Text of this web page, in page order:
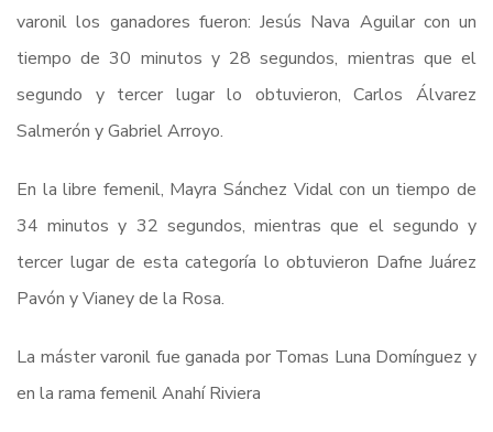
varonil los ganadores fueron: Jesús Nava Aguilar con un
tiempo de 30 minutos y 28 segundos, mientras que el
segundo y tercer lugar lo obtuvieron, Carlos Álvarez
Salmerón y Gabriel Arroyo.
En la libre femenil, Mayra Sánchez Vidal con un tiempo de
34 minutos y 32 segundos, mientras que el segundo y
tercer lugar de esta categoría lo obtuvieron Dafne Juárez
Pavón y Vianey de la Rosa.
La máster varonil fue ganada por Tomas Luna Domínguez y
en la rama femenil Anahí Riviera